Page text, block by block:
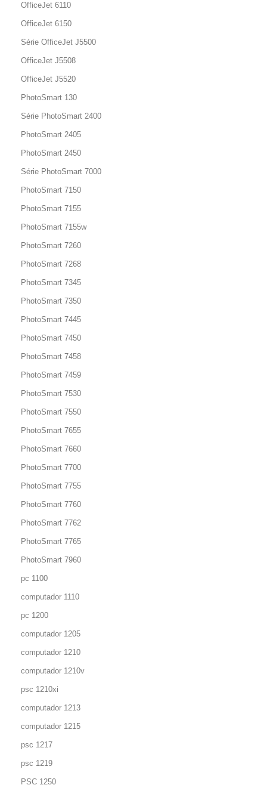
OfficeJet 6110
OfficeJet 6150
Série OfficeJet J5500
OfficeJet J5508
OfficeJet J5520
PhotoSmart 130
Série PhotoSmart 2400
PhotoSmart 2405
PhotoSmart 2450
Série PhotoSmart 7000
PhotoSmart 7150
PhotoSmart 7155
PhotoSmart 7155w
PhotoSmart 7260
PhotoSmart 7268
PhotoSmart 7345
PhotoSmart 7350
PhotoSmart 7445
PhotoSmart 7450
PhotoSmart 7458
PhotoSmart 7459
PhotoSmart 7530
PhotoSmart 7550
PhotoSmart 7655
PhotoSmart 7660
PhotoSmart 7700
PhotoSmart 7755
PhotoSmart 7760
PhotoSmart 7762
PhotoSmart 7765
PhotoSmart 7960
pc 1100
computador 1110
pc 1200
computador 1205
computador 1210
computador 1210v
psc 1210xi
computador 1213
computador 1215
psc 1217
psc 1219
PSC 1250